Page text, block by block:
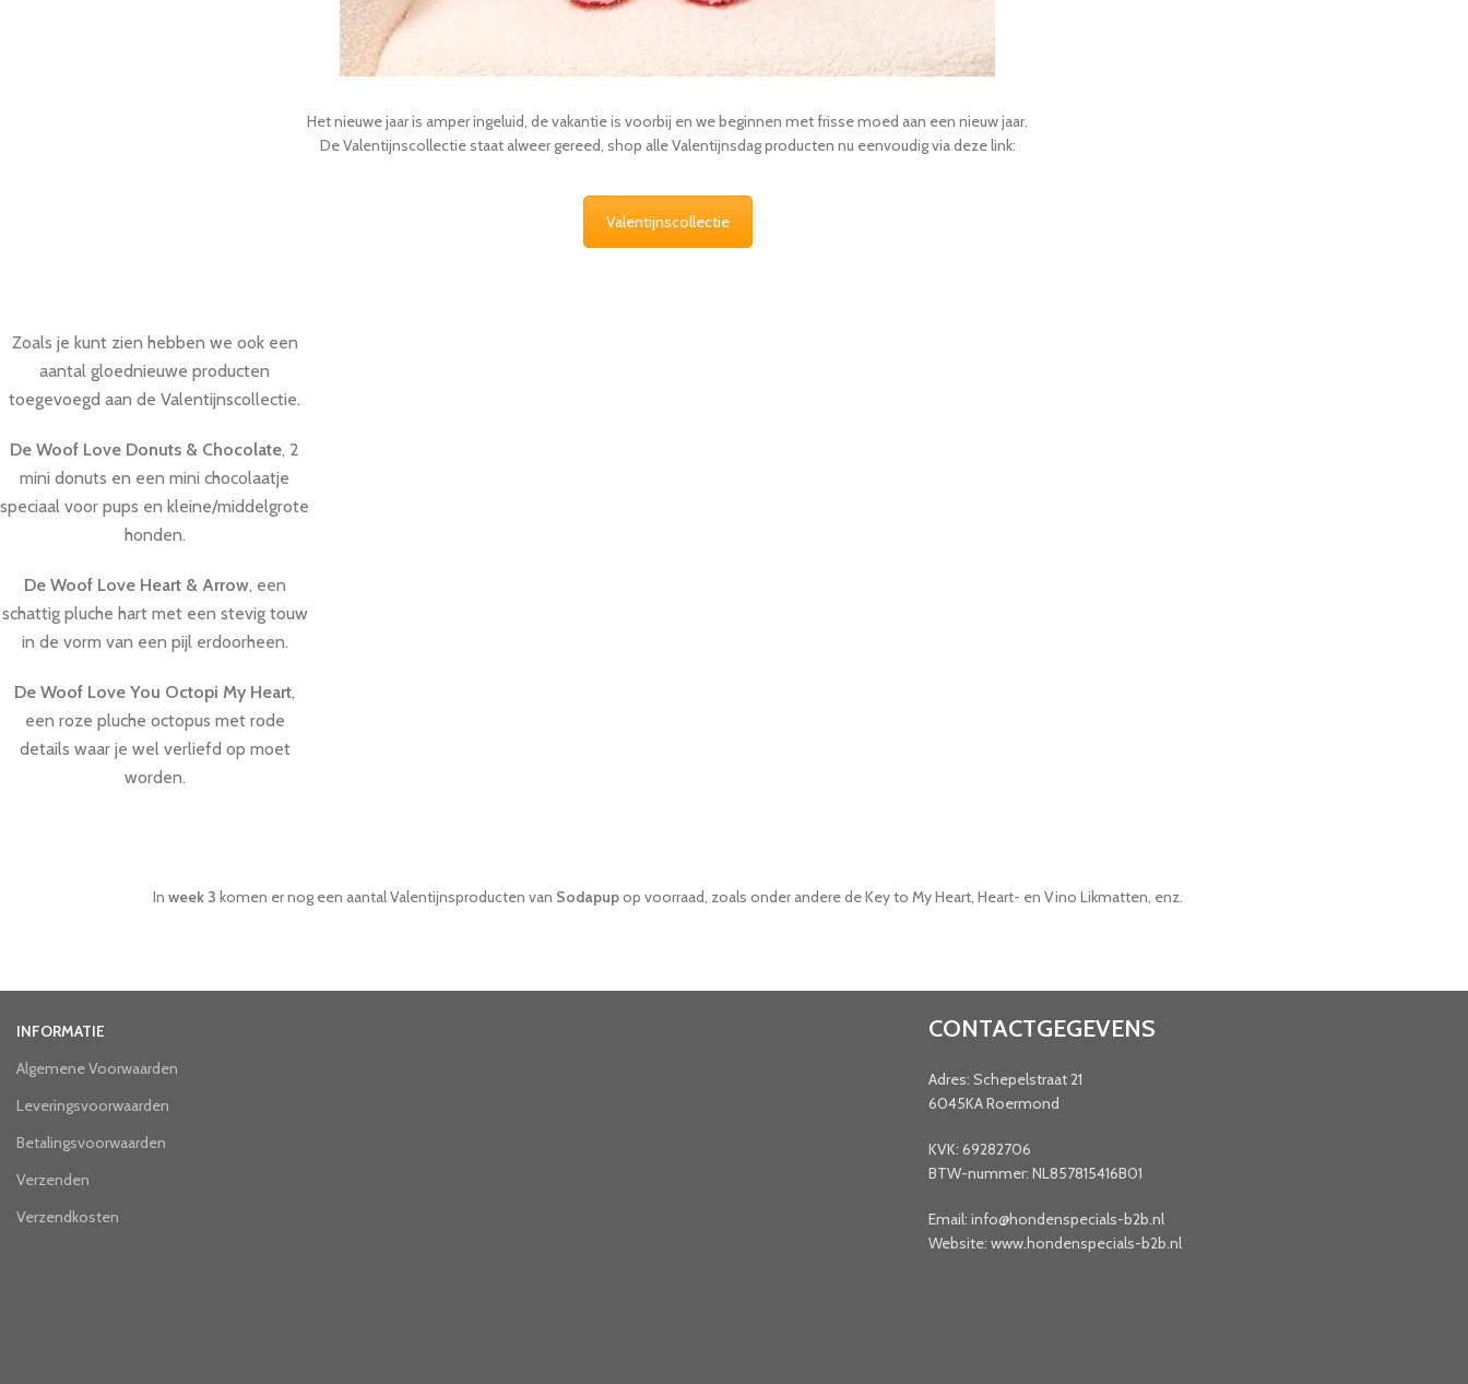
Het nieuwe jaar is amper ingeluid, de vakantie is voorbij en we beginnen met frisse moed aan een nieuw jaar.
De Valentijnscollectie staat alweer gereed, shop alle Valentijnsdag producten nu eenvoudig via deze link:
Valentijnscollectie
Zoals je kunt zien hebben we ook een
aantal gloednieuwe producten
toegevoegd aan de Valentijnscollectie.
De Woof Love Donuts & Chocolate, 2
mini donuts en een mini chocolaatje
speciaal voor pups en kleine/middelgrote
honden.
De Woof Love Heart & Arrow, een
schattig pluche hart met een stevig touw
in de vorm van een pijl erdoorheen.
De Woof Love You Octopi My Heart,
een roze pluche octopus met rode
details waar je wel verliefd op moet
worden.
In week 3 komen er nog een aantal Valentijnsproducten van Sodapupop voorraad, zoals onder andere de Key to My Heart, Heart- en Vino Likmatten, enz.
INFORMATIE
Algemene Voorwaarden
Leveringsvoorwaarden
Betalingsvoorwaarden
Verzenden
Verzendkosten
CONTACTGEGEVENS
Adres: Schepelstraat 21
6045KA Roermond
KVK: 69282706
BTW-nummer: NL857815416B01
Email: info@hondenspecials-b2b.nl
Website: www.hondenspecials-b2b.nl